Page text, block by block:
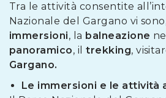
Tra le attività consentite
Nazionale del Gargano vi
immersioni, la balneazione
panoramico, iltrekking,
Gargano.
Le immersioni e le attività